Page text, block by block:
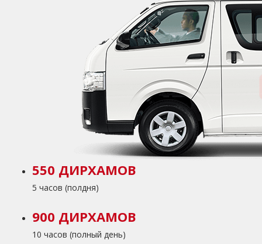
550 ДИРХАМОВ
5 часов (полдня)
900 ДИРХАМОВ
10 часов (полный день)